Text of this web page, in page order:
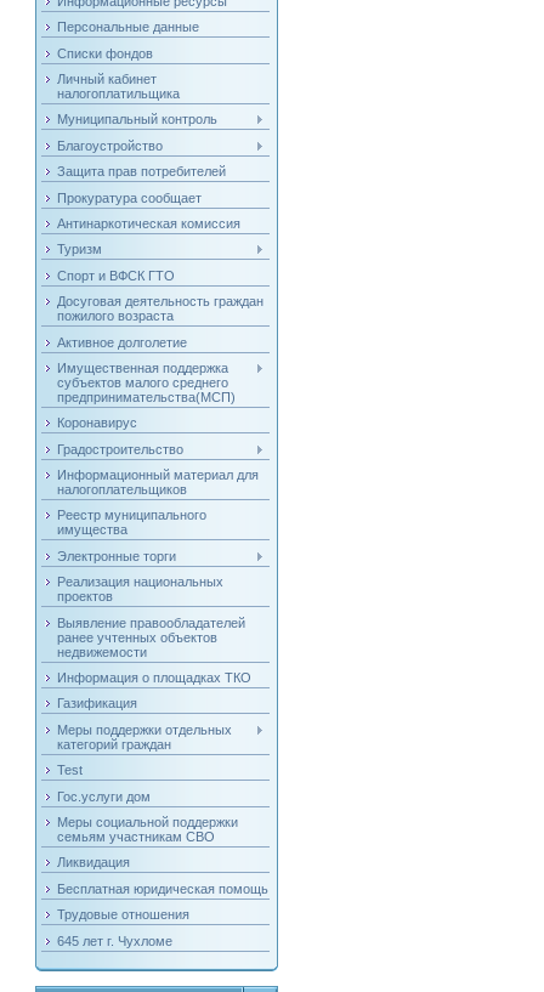
Персональные данные
Списки фондов
Личный кабинет
налогоплатильщика
Муниципальный контроль
Благоустройство
Защита прав потребителей
Прокуратура сообщает
Антинаркотическая комиссия
Туризм
Спорт и ВФСК ГТО
Досуговая деятельность граждан
пожилого возраста
Активное долголетие
Имущественная поддержка
субъектов малого среднего
предпринимательства(МСП)
Коронавирус
Градостроительство
Информационный материал для
налогоплательщиков
Реестр муниципального
имущества
Электронные торги
Реализация национальных
проектов
Выявление правообладателей
ранее учтенных объектов
недвижемости
Информация о площадках ТКО
Газификация
Меры поддержки отдельных
категорий граждан
Test
Гос.услуги дом
Меры социальной поддержки
семьям участникам СВО
Ликвидация
Бесплатная юридическая помощь
Трудовые отношения
645 лет г. Чухломе